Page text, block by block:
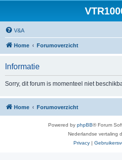
V&A
Home Forumoverzicht
Informatie
Sorry, dit forum is momenteel niet
Home Forumoverzicht
Powered by phpBB® Forum
Nederlandse vertaling
Privacy |